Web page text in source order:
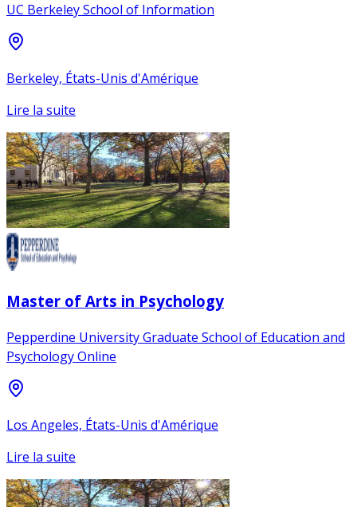
UC Berkeley School of Information
Berkeley, États-Unis d'Amérique
Lire la suite
Master of Arts in Psychology
Pepperdine University Graduate School of Education and
Psychology Online
Los Angeles, États-Unis d'Amérique
Lire la suite